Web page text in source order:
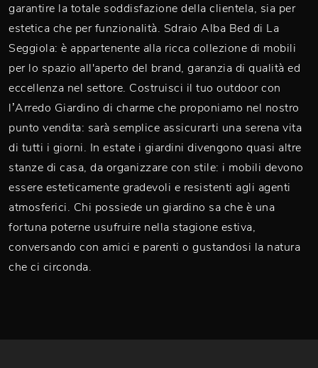
garantire la totale soddisfazione della clientela, sia per
estetica che per funzionalità. Sdraio Alba Bed di La
Seggiola: è appartenente alla ricca collezione di mobili
per lo spazio all'aperto del brand, garanzia di qualità ed
eccellenza nel settore. Costruisci il tuo outdoor con
l’Arredo Giardino di charme che proponiamo nel nostro
punto vendita: sarà semplice assicurarti una serena vita
di tutti i giorni. In estate i giardini divengono quasi altre
stanze di casa, da organizzare con stile: i mobili devono
essere esteticamente gradevoli e resistenti agli agenti
atmosferici. Chi possiede un giardino sa che è una
fortuna poterne usufruire nella stagione estiva,
conversando con amici e parenti o gustandosi la natura
che ci circonda.